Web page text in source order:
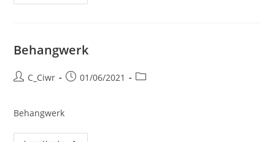
Behangwerk
BerichtC_Ciwr
Bericht01/06/2021 Berichtcategorie:
Behangwerk